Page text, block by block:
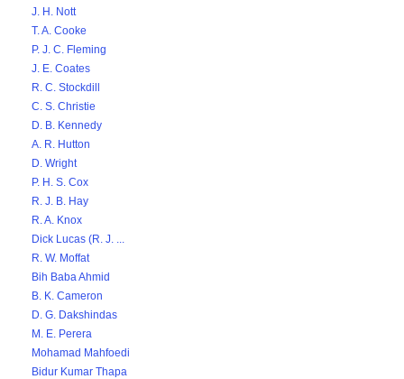
J. H. Nott
T. A. Cooke
P. J. C. Fleming
J. E. Coates
R. C. Stockdill
C. S. Christie
D. B. Kennedy
A. R. Hutton
D. Wright
P. H. S. Cox
R. J. B. Hay
R. A. Knox
Dick Lucas (R. J. ...
R. W. Moffat
Bih Baba Ahmid
B. K. Cameron
D. G. Dakshindas
M. E. Perera
Mohamad Mahfoedi
Bidur Kumar Thapa